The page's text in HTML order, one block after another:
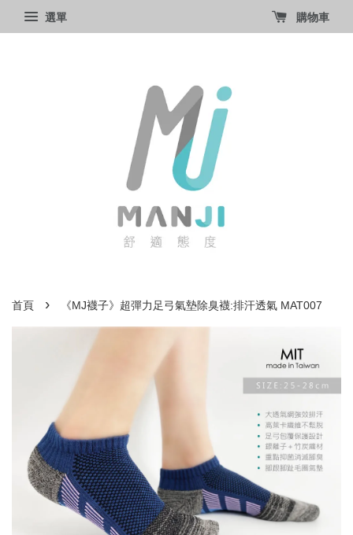
選單 購物車
首頁 › 《MJ襪子》超彈力足弓氣墊除臭襪:排汗透氣 MAT007